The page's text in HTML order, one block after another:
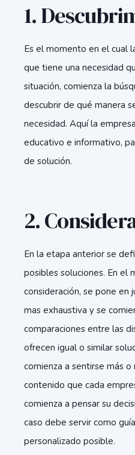
1.
Es el momento en el cual
que tiene una necesidad
situación, comienza la
descubrir de qué manera
necesidad. Aquí la
educativo e informativo,
de solución.
2.
En la etapa anterior se
posibles soluciones. En el
consideración, se pone en
mas exhaustiva y se
comparaciones entre las
ofrecen igual o similar
comienza a sentirse más
contenido que cada
comienza a pensar su
caso debe servir como
personalizado posible.